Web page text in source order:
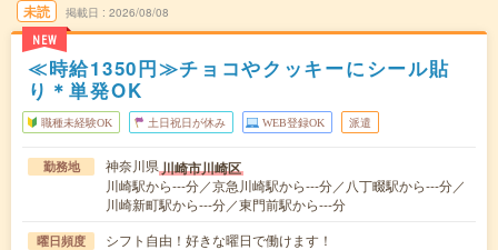
未読
NEW
掲載日 2026/08/08
≪時給1350円≫チョコやクッキーにシール貼
り＊単発OK
職種未経験OK 土日祝日が休み WEB登録OK 派遣
勤務地 神奈川県川崎市川崎区
川崎駅から---分／京急川崎駅から---分／八丁畷駅から---分／
川崎新町駅から---分／東門前駅から---分
曜日頻度 シフト自由！好きな曜日で働けます！